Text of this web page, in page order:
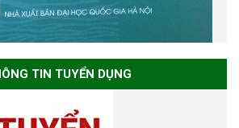
TIN TUYỂN DỤNG